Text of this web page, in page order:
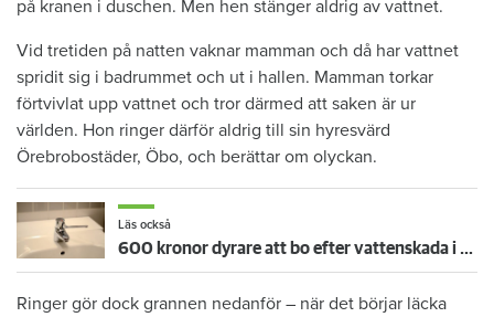
på kranen i duschen. Men hen stänger aldrig av vattnet.
Vid tretiden på natten vaknar mamman och då har vattnet
spridit sig i badrummet och ut i hallen. Mamman torkar
förtvivlat upp vattnet och tror därmed att saken är ur
världen. Hon ringer därför aldrig till sin hyresvärd
Örebrobostäder, Öbo, och berättar om olyckan.
Läs också
600 kronor dyrare att bo efter vattenskada i Varberg
Ringer gör dock grannen nedanför – när det börjar läcka